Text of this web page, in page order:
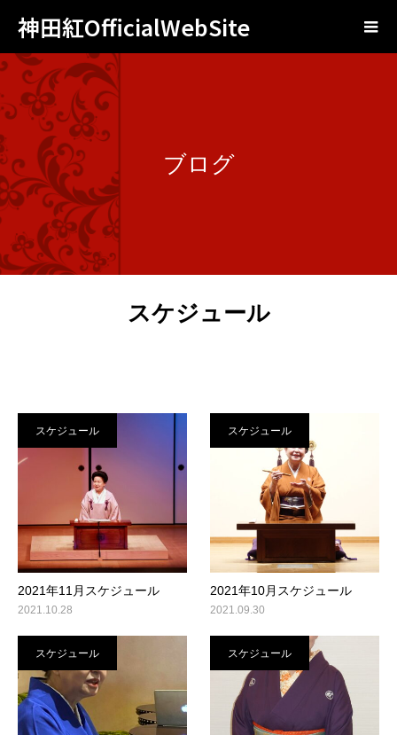
神田紅OfficialWebSite
ブログ
スケジュール
スケジュール
2021年11月スケジュール
2021.10.28
スケジュール
2021年10月スケジュール
2021.09.30
スケジュール スケジュール